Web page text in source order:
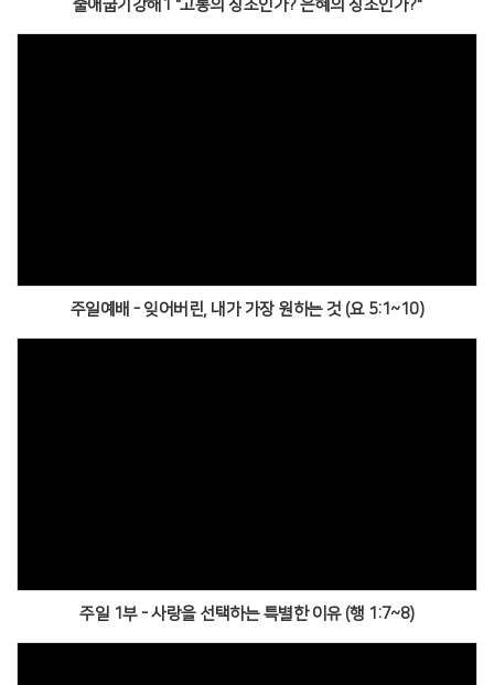
출애굽기강해1 "고통의 징조인가? 은혜의 징조인가?"
주일예배 - 잊어버린, 내가 가장 원하는 것 (요 5:1~10)
주일 1부 - 사랑을 선택하는 특별한 이유 (행 1:7~8)